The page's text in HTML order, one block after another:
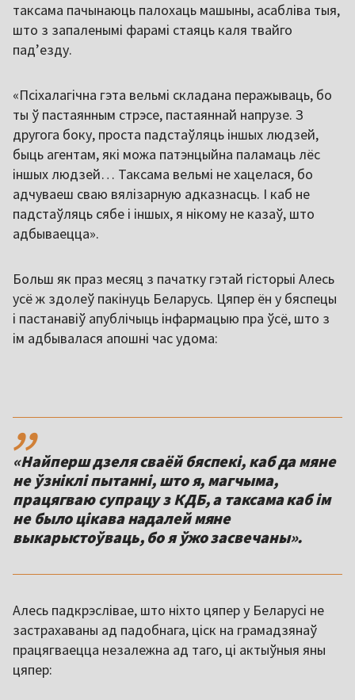
таксама пачынаюць палохаць машыны, асабліва тыя,
што з запаленымі фарамі стаяць каля твайго
пад’езду.
«Псіхалагічна гэта вельмі складана перажываць, бо
ты ў пастаянным стрэсе, пастаяннай напрузе. З
другога боку, проста падстаўляць іншых людзей,
быць агентам, які можа патэнцыйна паламаць лёс
іншых людзей… Таксама вельмі не хацелася, бо
адчуваеш сваю вялізарную адказнасць. І каб не
падстаўляць сябе і іншых, я нікому не казаў, што
адбываецца».
Больш як праз месяц з пачатку гэтай гісторыі Алесь
усё ж здолеў пакінуць Беларусь. Цяпер ён у бяспецы
і пастанавіў апублічыць інфармацыю пра ўсё, што з
ім адбывалася апошні час удома:
,,
«Найперш дзеля сваёй бяспекі, каб да мяне
не ўзніклі пытанні, што я, магчыма,
працягваю супрацу з КДБ, а таксама каб ім
не было цікава надалей мяне
выкарыстоўваць, бо я ўжо засвечаны».
Алесь падкрэслівае, што ніхто цяпер у Беларусі не
застрахаваны ад падобнага, ціск на грамадзянаў
працягваецца незалежна ад таго, ці актыўныя яны
цяпер: